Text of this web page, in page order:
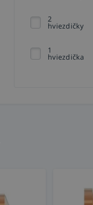
2
hviezdičky
1
hviezdička